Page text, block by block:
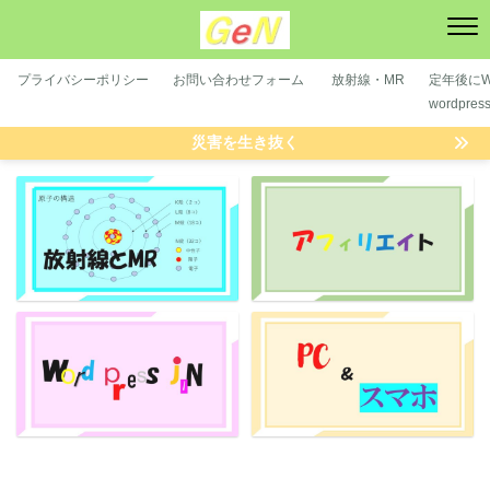
プライバシーポリシー お問い合わせフォーム 放射線・MR
定年後に
災害を生き抜く